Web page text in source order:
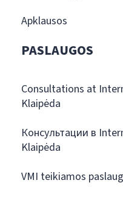
Apklausos
PASLAUGOS
Consultations at
Klaipėda
Консультации в
Klaipėda
VMI teikiamos